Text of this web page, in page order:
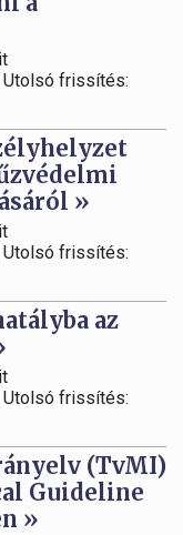
Utolsó frissítés:
»
Utolsó frissítés:
az
Utolsó frissítés:
(TvMI)
Guideline
»